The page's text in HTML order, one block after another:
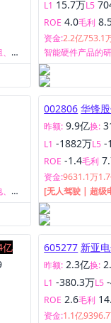
车
L1 15.7万L5
ROE 4.0毛利
资金:2.2亿753.1
智能硬件产品的
煤
002806 华锋
昨额: 9.9亿换:
L1 -1882万L5 -
ROE -1.4毛利
资金:9631.1万
[无人驾驶 | 超级
发、生产、销售
发、生产、销售
亿 605277 新亚
昨额: 2.3亿换:
L1 -380.3万L5
ROE 2.6毛利
资金:1.1亿